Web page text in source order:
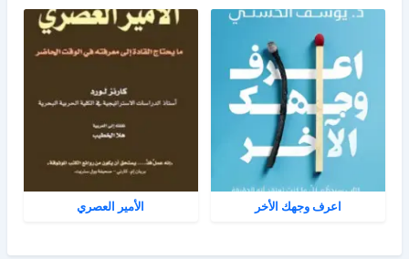
اعرف وجهك الأخر الأمير العصري